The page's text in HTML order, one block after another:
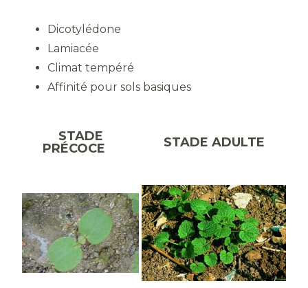
Dicotylédone
Lamiacée
Climat tempéré
Affinité pour sols basiques
STADE
PRÉCOCE
STADE ADULTE